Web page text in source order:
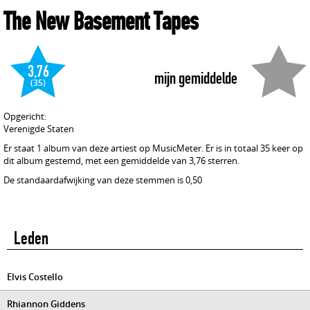
The New Basement Tapes
mijn gemiddelde
3,76
(35)
Opgericht:
Verenigde Staten
Er staat 1 album van deze artiest op MusicMeter. Er is in totaal 35 keer op
dit album gestemd, met een gemiddelde van 3,76 sterren.
De standaardafwijking van deze stemmen is 0,50
Leden
Elvis Costello
Rhiannon Giddens